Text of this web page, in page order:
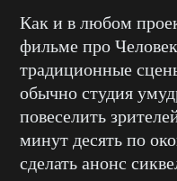
Как и в любом
фильме про
традиционные
обычно студия
повеселить
минут десять по
сделать анонс